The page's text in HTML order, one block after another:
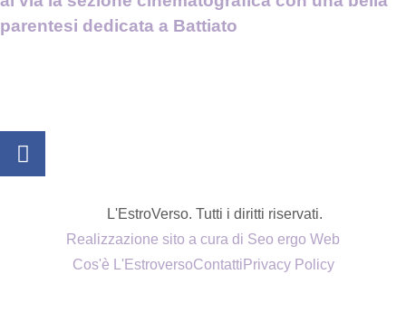
parentesi dedicata a Battiato
L'EstroVerso. Tutti i diritti riservati.
Realizzazione sito a cura di Seo ergo Web
Cos'è L'EstroversoContatti Privacy Policy